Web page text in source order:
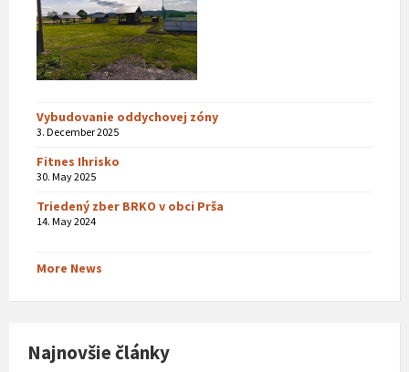
Vybudovanie oddychovej zóny
3. December 2025
Fitnes Ihrisko
30. May 2025
Triedený zber BRKO v obci Prša
14. May 2024
More News
Najnovšie články